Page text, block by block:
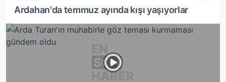
Ardahan'da temmuz ayında kışı yaşıyorlar